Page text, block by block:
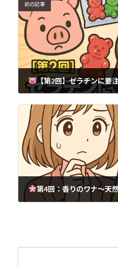
前の記事
【第2回】ゼラチンに要注意⁉～グミに潜む「
第4回：香りのワナ～天然香料